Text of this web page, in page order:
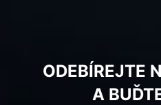
ODEBÍREJTE
A